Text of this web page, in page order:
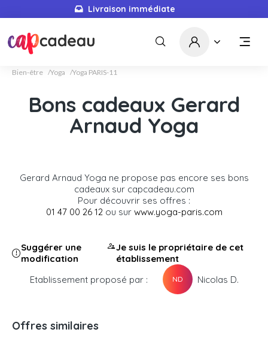
Livraison immédiate
Bien-être Yoga Yoga PARIS-11
Bons cadeaux Gerard
Arnaud Yoga
Gerard Arnaud Yoga ne propose pas encore ses bons
cadeaux sur capcadeau.com
Pour découvrir ses offres :
01 47 00 26 12ou sur www.yoga-paris.com
Suggérer une
modification
Je suis le propriétaire de cet
établissement
Etablissement proposé par :
ND Nicolas D.
Offres similaires